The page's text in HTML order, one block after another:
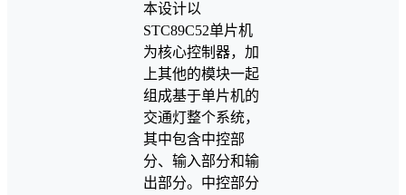
本设计以
STC89C52单片机
为核心控制器，加
上其他的模块一起
组成基于单片机的
交通灯整个系统，
其中包含中控部
分、输入部分和输
出部分。中控部分